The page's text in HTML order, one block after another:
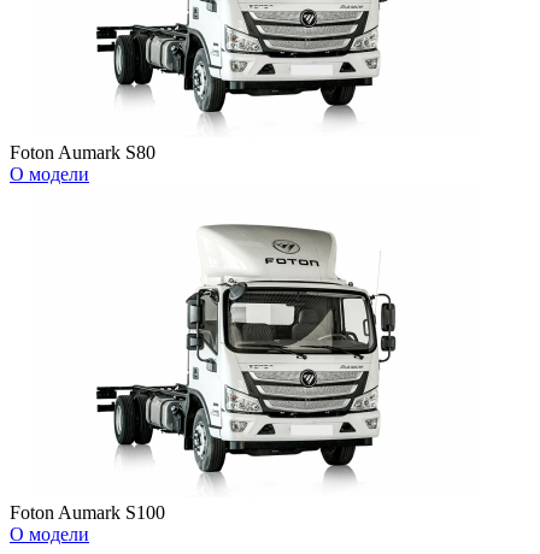
Foton Aumark S80
О модели
Foton Aumark S100
О модели